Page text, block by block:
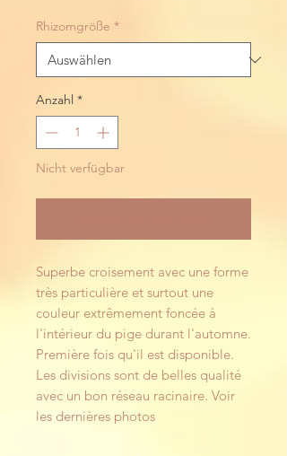
Rhizomgröße *
Anzahl *
Nicht verfügbar
Superbe croisement avec une forme
très particulière et surtout une
couleur extrêmement foncée à
l'intérieur du pige durant l'automne.
Première fois qu'il est disponible.
Les divisions sont de belles qualité
avec un bon réseau racinaire. Voir
les dernières photos